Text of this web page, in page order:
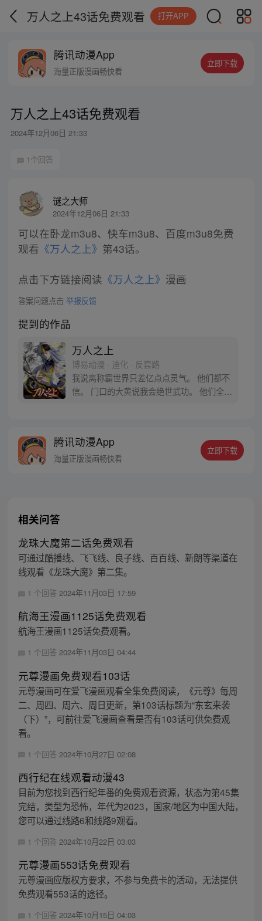
万人之上43话免费观看 打开APP
腾讯动漫App
海量正版漫画畅快看
立即下载
万人之上43话免费观看
2024年12月06日 21:33
1个回答
谜之大师
2024年12月06日 21:33
可以在卧龙m3u8、快车m3u8、百度m3u8免费
观看 《万人之上》 第43话。
点击下方链接阅读 《万人之上》 漫画
答案问题点击 举报反馈
提到的作品
万人之上
博易动漫 · 迪化 · 反套路
我说离称霸世界只差亿点点灵气。 他们都不
信。 门口的大黄说我会绝世武功。 他们全信
腾讯动漫App
海量正版漫画畅快看
立即下载
相关问答
龙珠大魔第二话免费观看
可通过酷播线、飞飞线、良子线、百百线、新朗等渠道在
线观看《龙珠大魔》第二集。
1 个回答 2024年11月03日 17:59
航海王漫画1125话免费观看
航海王漫画1125话免费观看。
1 个回答 2024年11月03日 04:44
元尊漫画免费观看103话
元尊漫画可在爱飞漫画观看全集免费阅读，《元尊》每周
二、周四、周六、周日更新，第103话标题为“东玄来袭
（下）”，可前往爱飞漫画查看是否有103话可供免费观
看。
1 个回答 2024年10月27日 02:08
西行纪在线观看动漫43
目前为您找到西行纪年番的免费观看资源，状态为第45集
完结，类型为恐怖，年代为2023，国家/地区为中国大陆，
您可以通过线路6和线路9观看。
1 个回答 2024年10月22日 03:03
元尊漫画553话免费观看
元尊漫画应版权方要求，不参与免费卡的活动，无法提供
免费观看553话的途径。
1 个回答 2024年10月15日 04:03